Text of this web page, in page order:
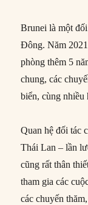
Brunei là một
Đông. Năm
phòng thêm 5
chung, các
biển, cùng nhiều
Quan hệ đối tác
Thái Lan – lần
cũng rất thân
tham gia các
các chuyến